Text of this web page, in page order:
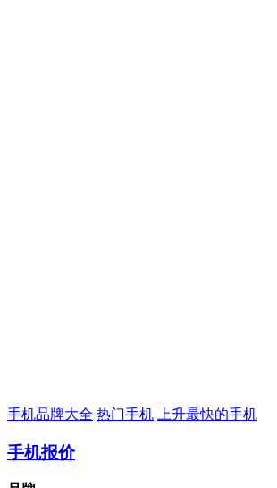
手机品牌大全 热门手机 上升最快的手机
手机报价